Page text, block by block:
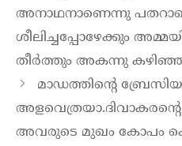
അനാഥനാണെന്നു
ശീലിച്ചപ്പോഴേക്കും
തീർത്തും അകന്നു
മാഡത്തിൻ്റെ
അളവെത്രയാ.ദിവാകരൻ്റെ
അവരുടെ മുഖം കോപം